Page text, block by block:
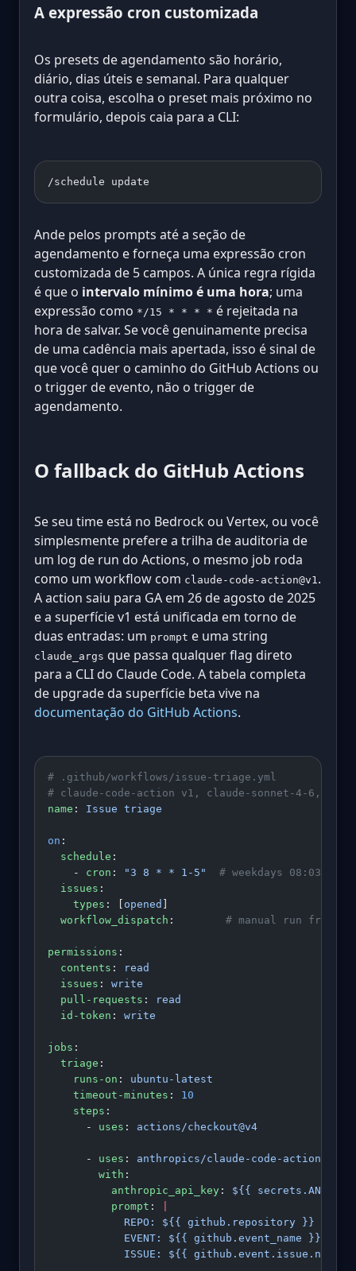
A expressão cron customizada
Os presets de agendamento são horário,
diário, dias úteis e semanal. Para qualquer
outra coisa, escolha o preset mais próximo no
formulário, depois caia para a CLI:
/schedule update
Ande pelos prompts até a seção de
agendamento e forneça uma expressão cron
customizada de 5 campos. A única regra rígida
é que o intervalo mínimo é uma hora; uma
expressão como */15 * * * * é rejeitada na
hora de salvar. Se você genuinamente precisa
de uma cadência mais apertada, isso é sinal de
que você quer o caminho do GitHub Actions ou
o trigger de evento, não o trigger de
agendamento.
O fallback do GitHub Actions
Se seu time está no Bedrock ou Vertex, ou você
simplesmente prefere a trilha de auditoria de
um log de run do Actions, o mesmo job roda
como um workflow com claude-code-action@v1 .
A action saiu para GA em 26 de agosto de 2025
e a superfície v1 está unificada em torno de
duas entradas: um prompt e uma string
claude_args que passa qualquer flag direto
para a CLI do Claude Code. A tabela completa
de upgrade da superfície beta vive na
documentação do GitHub Actions.
# .github/workflows/issue-triage.yml
# claude-code-action v1, claude-sonnet-4-6,
name : Issue triage
on :
  schedule
:
    -
cron : "3 8 * * 1-5"
# weekdays 08:03
  issues
:
    types
: [ opened
  workflow_dispatch
: # manual run from
permissions :
  contents
:
read
  issues
: write
  pull-requests
:
read
  id-token
: write
jobs :
  triage
:
    runs-on
: ubuntu-latest
    timeout-minutes
: 10
    steps
:
      -
uses : actions/checkout@v4
      -
uses : anthropics/claude-code-action@v1
        with
:
          anthropic_api_key
: ${{
          prompt
:
            REPO: ${{ github.repository }}
            EVENT: ${{ github.event_name }}
ISSUE: ${{ github.event.issue.number